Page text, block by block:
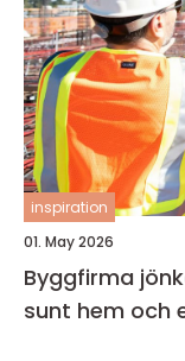
inspiration
01. May 2026
Byggfirma jönköping
sunt hem och